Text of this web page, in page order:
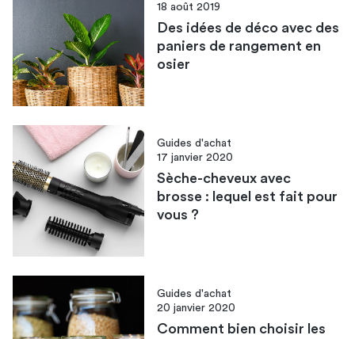
18 août 2019
Des idées de déco avec des
paniers de rangement en
osier
Guides d'achat
17 janvier 2020
Sèche-cheveux avec
brosse : lequel est fait pour
vous ?
Guides d'achat
20 janvier 2020
Comment bien choisir les